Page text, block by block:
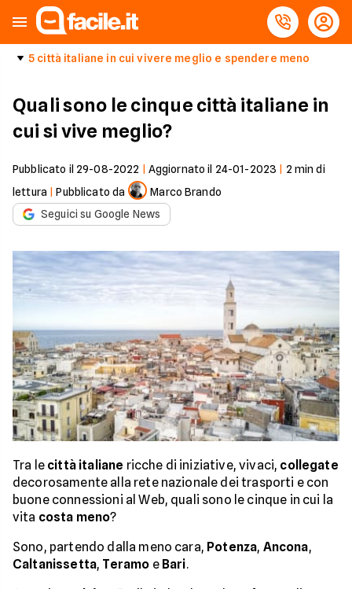
5 città italiane in cui vivere meglio e spendere meno
Quali sono le cinque città italiane in
cui si vive meglio?
Pubblicato il 29-08-2022 Aggiornato il 24-01-2023 2 min di
lettura |Pubblicato da
Marco Brando
Seguici su Google News
Tra le città italiane ricche di iniziative, vivaci, collegate
decorosamente alla rete nazionale dei trasporti e con
buone connessioni al Web, quali sono le cinque in cui la
vita costa meno?
Sono, partendo dalla meno cara, Potenza, Ancona,
Caltanissetta, Teramo e Bari.